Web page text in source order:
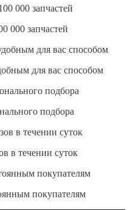
000 запчастей
для вас способом
подбора
в течении суток
покупателям